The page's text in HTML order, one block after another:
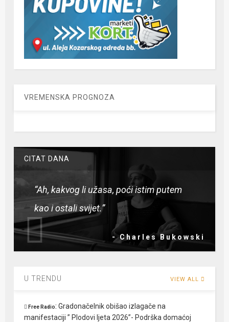
VREMENSKA PROGNOZA
CITAT DANA
“Ah, kakvog li užasa, poći istim putem
kao i ostali svijet.”
- Charles Bukowski
U TRENDU VIEW ALL
Free Radio:Gradonačelnik obišao izlagače na
manifestaciji ” Plodovi ljeta 2026”- Podrška domaćoj